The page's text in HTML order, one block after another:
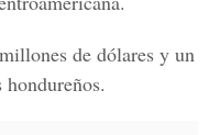
de dólares y un